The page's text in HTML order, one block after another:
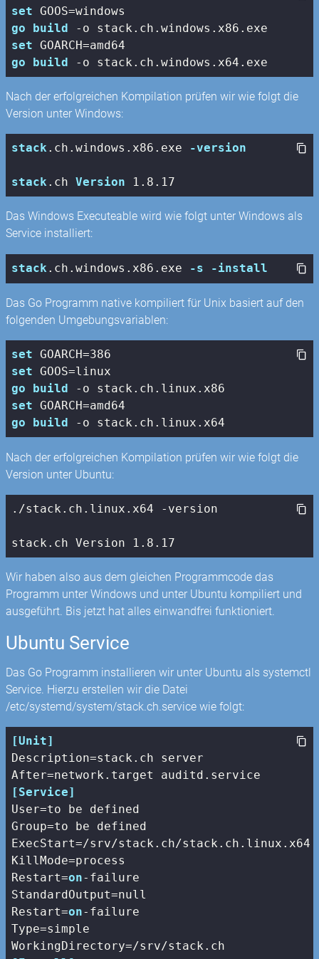
set
go
build
set
go
build
Nach der erfolgreichen Kompilation prüfen wir wie folgt die
Version unter Windows:
stack .ch .windows .x86 .exe -version
stack .ch Version 1 .8 .17
Das Windows Executeable wird wie folgt unter Windows als
Service installiert:
stack .ch .windows .x86 .exe -s -install
Das Go Programm native kompiliert für Unix basiert auf den
folgenden Umgebungsvariablen:
set GOARCH=386
set
go
build
set
go
build
Nach der erfolgreichen Kompilation prüfen wir wie folgt die
Version unter Ubuntu:
./stack .ch.linux.x64 -version
stack .ch Version 1.8 .17
Wir haben also aus dem gleichen Programmcode das
Programm unter Windows und unter Ubuntu kompiliert und
ausgeführt. Bis jetzt hat alles einwandfrei funktioniert.
Ubuntu Service
Das Go Programm installieren wir unter Ubuntu als systemctl
Service. Hierzu erstellen wir die Datei
/etc/systemd/system/stack.ch.service wie folgt:
[Unit]
Description
After
[Service]
User
Group
ExecStart
KillMode
Restart=on
StandardOutput
Restart=on
Type
WorkingDirectory